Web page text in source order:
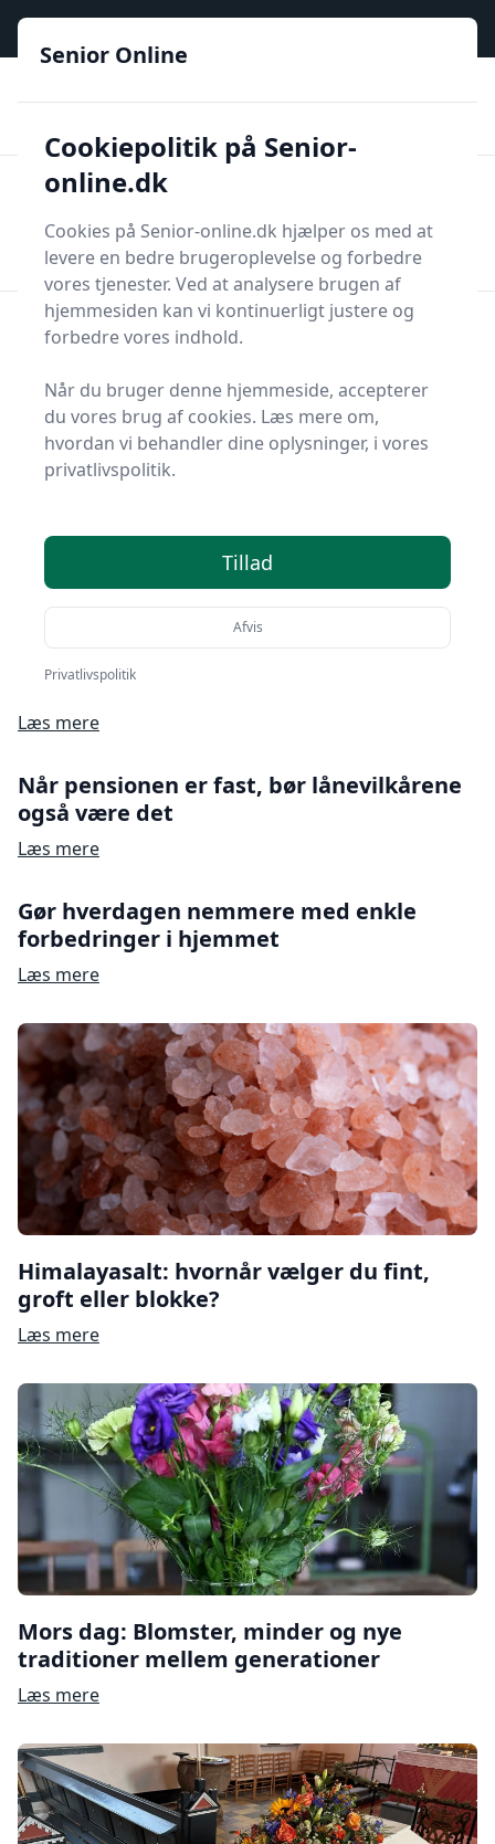
Søg
Blog
værdier for ældre
Læs mere
Når pensionen er fast, bør lånevilkårene
også være det
Læs mere
Gør hverdagen nemmere med enkle
forbedringer i hjemmet
Læs mere
Himalayasalt: hvornår vælger du fint,
groft eller blokke?
Læs mere
Mors dag: Blomster, minder og nye
traditioner mellem generationer
Læs mere
Senior Online
Cookiepolitik på Senior-
online.dk
Cookies på Senior-online.dk hjælper os med at
levere en bedre brugeroplevelse og forbedre
vores tjenester. Ved at analysere brugen af
hjemmesiden kan vi kontinuerligt justere og
forbedre vores indhold.
Når du bruger denne hjemmeside, accepterer
du vores brug af cookies. Læs mere om,
hvordan vi behandler dine oplysninger, i vores
privatlivspolitik.
Tillad
Afvis
Privatlivspolitik